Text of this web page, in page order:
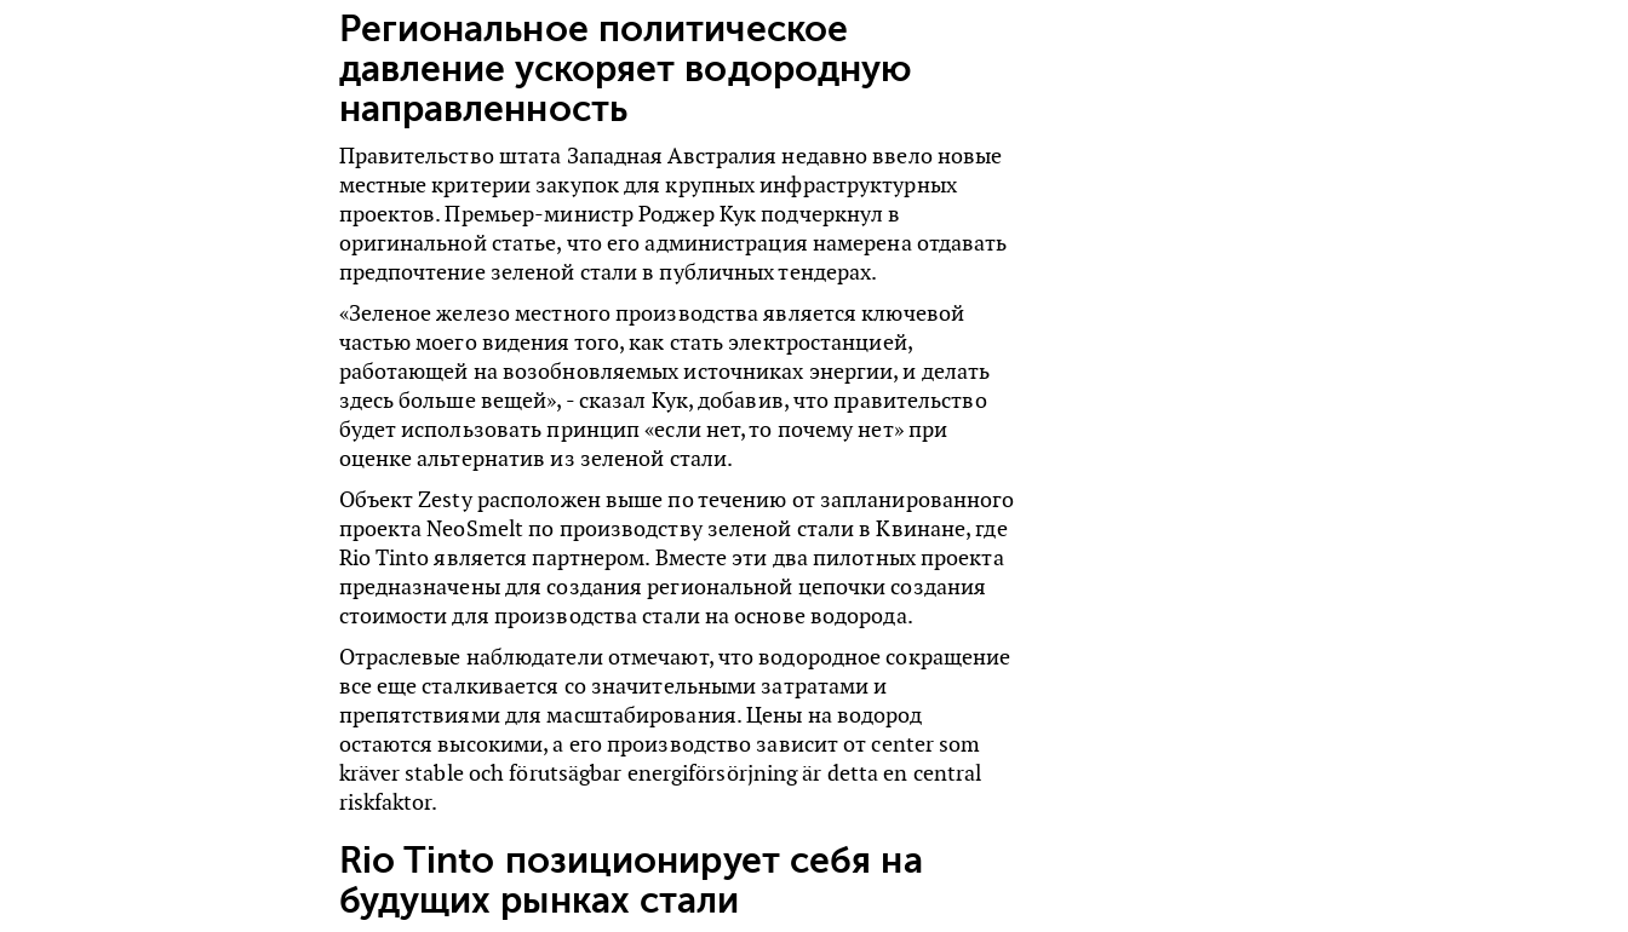
Региональное политическое
давление ускоряет водородную
направленность
Правительство штата Западная Австралия недавно ввело новые
местные критерии закупок для крупных инфраструктурных
проектов. Премьер-министр Роджер Кук подчеркнул в
оригинальной статье, что его администрация намерена отдавать
предпочтение зеленой стали в публичных тендерах.
«Зеленое железо местного производства является ключевой
частью моего видения того, как стать электростанцией,
работающей на возобновляемых источниках энергии, и делать
здесь больше вещей», - сказал Кук, добавив, что правительство
будет использовать принцип «если нет, то почему нет» при
оценке альтернатив из зеленой стали.
Объект Zesty расположен выше по течению от запланированного
проекта NeoSmelt по производству зеленой стали в Квинане, где
Rio Tinto является партнером. Вместе эти два пилотных проекта
предназначены для создания региональной цепочки создания
стоимости для производства стали на основе водорода.
Отраслевые наблюдатели отмечают, что водородное сокращение
все еще сталкивается со значительными затратами и
препятствиями для масштабирования. Цены на водород
остаются высокими, а его производство зависит от center som
kräver stable och förutsägbar energiförsörjning är detta en central
riskfaktor.
Rio Tinto позиционирует себя на
будущих рынках стали